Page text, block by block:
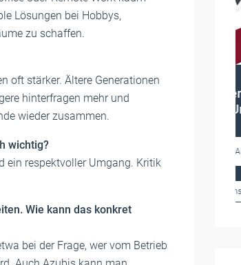
Lösungen bei Hobbys,
zu schaffen.
oft stärker. Ältere Generationen
hinterfragen mehr und
wieder zusammen.
wichtig?
ein respektvoller Umgang. Kritik
Wie kann das konkret
bei der Frage, wer vom Betrieb